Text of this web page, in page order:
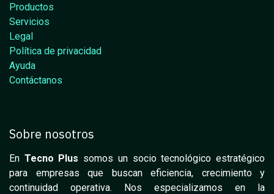
Productos
Servicios
Legal
Política de privacidad
Ayuda
Contáctanos
Sobre nosotros
En Tecno Plus somos un socio tecnológico estratégico
para empresas que buscan eficiencia, crecimiento y
continuidad operativa. Nos especializamos en la